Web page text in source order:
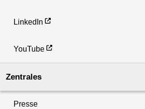
LinkedIn
YouTube
Zentrales
Presse